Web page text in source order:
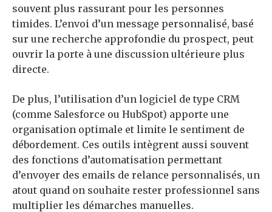
souvent plus rassurant pour les personnes
timides. L’envoi d’un message personnalisé, basé
sur une recherche approfondie du prospect, peut
ouvrir la porte à une discussion ultérieure plus
directe.
De plus, l’utilisation d’un logiciel de type CRM
(comme Salesforce ou HubSpot) apporte une
organisation optimale et limite le sentiment de
débordement. Ces outils intègrent aussi souvent
des fonctions d’automatisation permettant
d’envoyer des emails de relance personnalisés, un
atout quand on souhaite rester professionnel sans
multiplier les démarches manuelles.